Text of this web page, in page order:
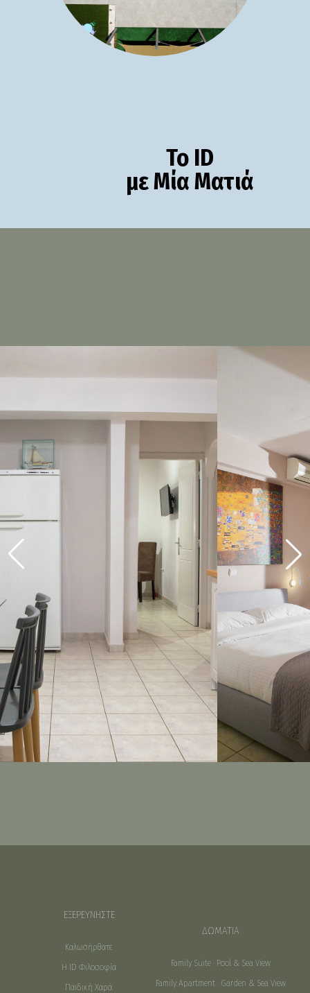
Το ID
με Μία Ματιά
ΕΞΕΡΕΥΝΗΣΤΕ
Καλωσήρθατε
Η ID Φιλοσοφία
Παιδική Χαρά
ΔΩΜΑΤΙΑ
Family Suite · Pool & Sea View
Family Apartment · Garden & Sea View